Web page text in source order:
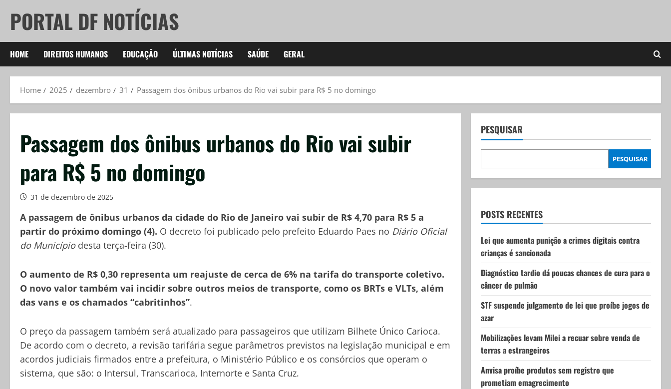
content
PORTAL DF NOTÍCIAS
HOME DIREITOS HUMANOS EDUCAÇÃO ÚLTIMAS NOTÍCIAS SAÚDE GERAL
Home 2025 dezembro 31 Passagem dos ônibus urbanos do Rio vai subir para R$ 5 no domingo
Passagem dos ônibus urbanos do Rio vai subir
para R$ 5 no domingo
31 de dezembro de 2025
A passagem de ônibus urbanos da cidade do Rio de Janeiro vai subir de R$ 4,70 para R$ 5 a
partir do próximo domingo (4). O decreto foi publicado pelo prefeito Eduardo Paes no Diário Oficial
do Municípiodesta terça-feira (30).
O aumento de R$ 0,30 representa um reajuste de cerca de 6% na tarifa do transporte coletivo.
O novo valor também vai incidir sobre outros meios de transporte, como os BRTs e VLTs, além
das vans e os chamados “cabritinhos”.
O preço da passagem também será atualizado para passageiros que utilizam Bilhete Único Carioca.
De acordo com o decreto, a revisão tarifária segue parâmetros previstos na legislação municipal e em
acordos judiciais firmados entre a prefeitura, o Ministério Público e os consórcios que operam o
sistema, que são: o Intersul, Transcarioca, Internorte e Santa Cruz.
PESQUISAR
PESQUISAR
POSTS RECENTES
Lei que aumenta punição a crimes digitais contra
crianças é sancionada
Diagnóstico tardio dá poucas chances de cura para o
câncer de pulmão
STF suspende julgamento de lei que proíbe jogos de
azar
Mobilizações levam Milei a recuar sobre venda de
terras a estrangeiros
Anvisa proíbe produtos sem registro que
prometiam emagrecimento